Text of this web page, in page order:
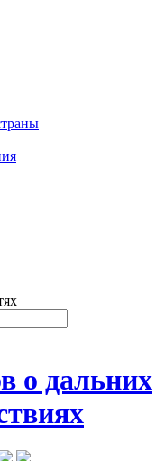
о дальних